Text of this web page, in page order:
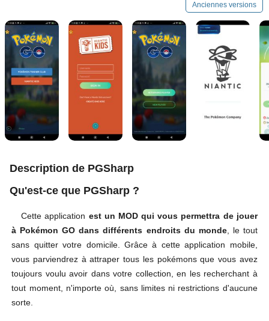
Anciennes versions
Description de PGSharp
Qu'est-ce que PGSharp ?
Cette application est un MOD qui vous permettra de jouer
à Pokémon GO dans différents endroits du monde, le tout
sans quitter votre domicile. Grâce à cette application mobile,
vous parviendrez à attraper tous les pokémons que vous avez
toujours voulu avoir dans votre collection, en les recherchant à
tout moment, n'importe où, sans limites ni restrictions d'aucune
sorte.